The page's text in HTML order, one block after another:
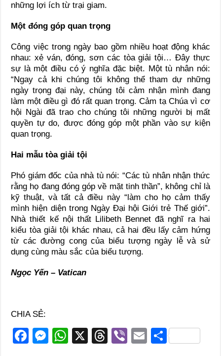
những lợi ích từ trại giam.
Một đóng góp quan trọng
Công việc trong ngày bao gồm nhiều hoạt động khác
nhau: xẻ ván, đóng, sơn các tòa giải tội… Đây thực
sự là một điều có ý nghĩa đặc biệt. Một tù nhân nói:
“Ngay cả khi chúng tôi không thể tham dự những
ngày trọng đại này, chúng tôi cảm nhận mình đang
làm một điều gì đó rất quan trọng. Cảm tạ Chúa vì cơ
hội Ngài đã trao cho chúng tôi những người bị mất
quyền tự do, được đóng góp một phần vào sự kiện
quan trọng.
Hai mẫu tòa giải tội
Phó giám đốc của nhà tù nói: “Các tù nhân nhận thức
rằng họ đang đóng góp về mặt tinh thần”, không chỉ là
kỹ thuật, và tất cả điều này “làm cho họ cảm thấy
mình hiện diện trong Ngày Đại hội Giới trẻ Thế giới”.
Nhà thiết kế nội thất Lilibeth Bennet đã nghĩ ra hai
kiểu tòa giải tội khác nhau, cả hai đều lấy cảm hứng
từ các đường cong của biểu tượng ngày lễ và sử
dụng cùng màu sắc của biểu tượng.
Ngọc Yến – Vatican
CHIA SẺ:
F
M
W
X
T
Vi
E S